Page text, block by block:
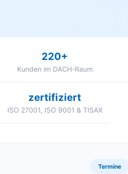
220+
Kunden im DACH-Raum
zertifiziert
ISO 27001, ISO 9001 & TISAX
Termine